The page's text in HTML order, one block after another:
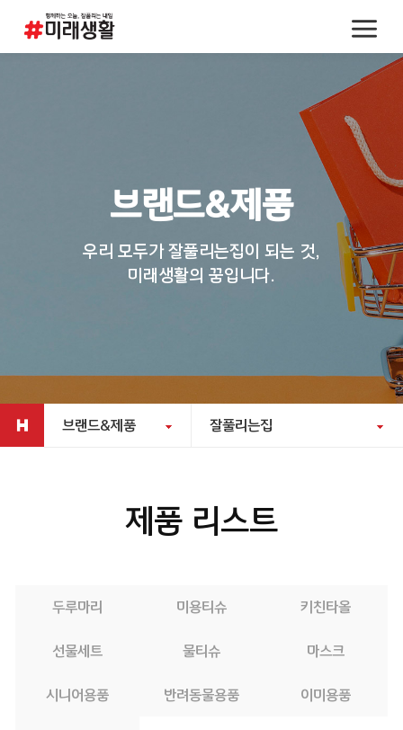
브랜드&제품
우리 모두가 잘풀리는집이 되는 것,
미래생활의 꿈입니다.
브랜드&제품 잘풀리는집
제품 리스트
두루마리 미용티슈 키친타올
선물세트 물티슈 마스크
시니어용품 반려동물용품 이미용품